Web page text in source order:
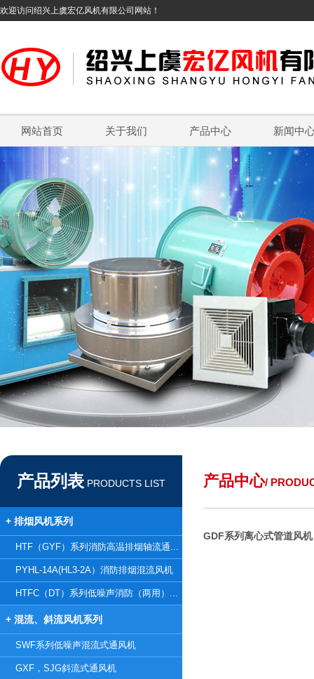
欢迎访问绍兴上虞宏亿风机有限公司网站！
网站首页 关于我们 产品中心 新闻中
产品列表 PRODUCTS LIST
+ 排烟风机系列
HTF（GYF）系列消防高温排烟轴流通...
PYHL-14A(HL3-2A）消防排烟混流风机
HTFC（DT）系列低噪声消防（两用）...
+ 混流、斜流风机系列
SWF系列低噪声混流式通风机
GXF，SJG斜流式通风机
产品中心/
GDF系列离心式管道风机